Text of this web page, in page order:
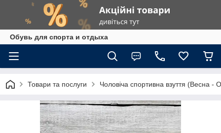
Обувь для спорта и отдыха
Товари та послуги Чоловіча спортивна взуття (Весна -